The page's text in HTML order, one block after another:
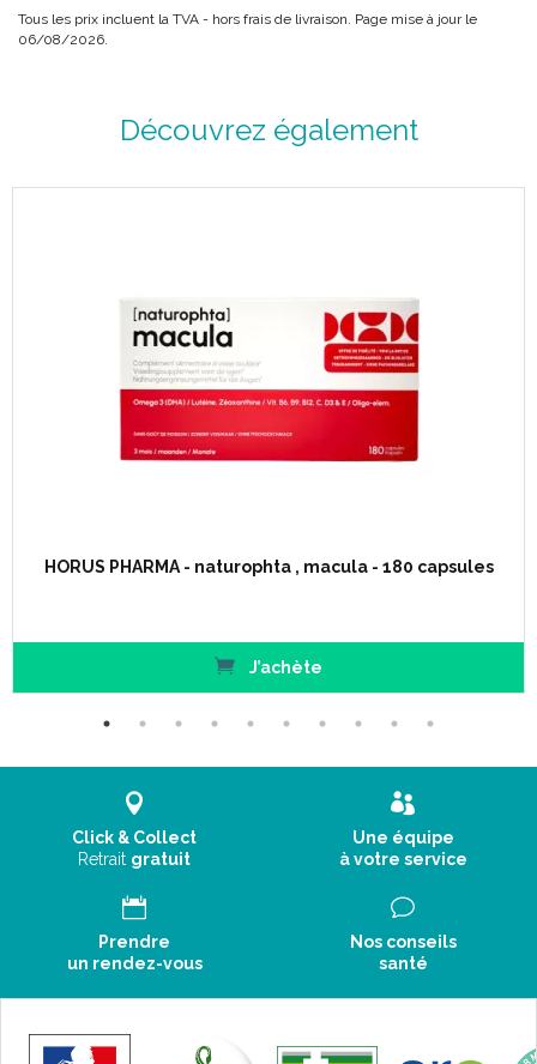
Tous les prix incluent la TVA - hors frais de livraison. Page mise à jour le
06/08/2026.
Découvrez également
HORUS PHARMA - naturophta , macula - 180 capsules
J’achète
Click & Collect
Retrait gratuit
Une équipe
à votre service
Prendre
un rendez-vous
Nos conseils
santé